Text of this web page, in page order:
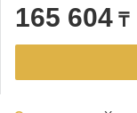
165 604 ₸